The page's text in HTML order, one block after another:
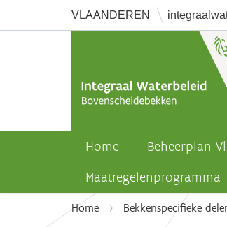
VLAANDEREN
Home Beheerplan
Maatregelenprogramma
U
Home Bekkenspecifieke